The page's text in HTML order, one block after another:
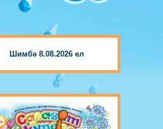
Шимбә 8.08.2026 ел